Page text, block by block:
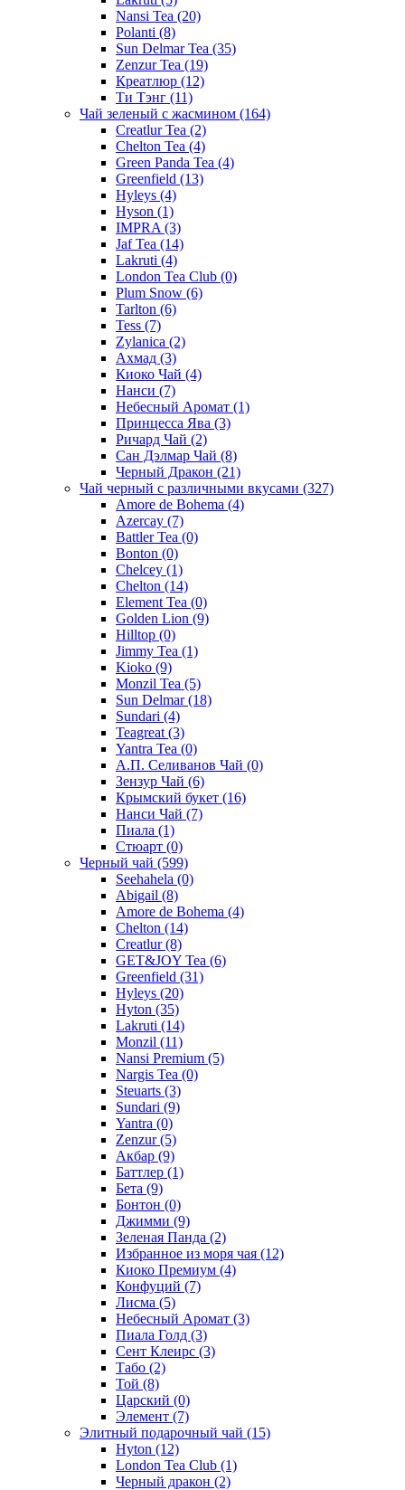
Nansi Tea (20)
Polanti (8)
Sun Delmar Tea (35)
Zenzur Tea (19)
Креатлюр (12)
Ти Тэнг (11)
Чай зеленый с жасмином (164)
Creatlur Tea (2)
Chelton Tea (4)
Green Panda Tea (4)
Greenfield (13)
Hyleys (4)
Hyson (1)
IMPRA (3)
Jaf Tea (14)
Lakruti (4)
London Tea Club (0)
Plum Snow (6)
Tarlton (6)
Tess (7)
Zylanica (2)
Ахмад (3)
Киоко Чай (4)
Нанси (7)
Небесный Аромат (1)
Принцесса Ява (3)
Ричард Чай (2)
Сан Дэлмар Чай (8)
Черный Дракон (21)
Чай черный с различными вкусами (327)
Amore de Bohema (4)
Azercay (7)
Battler Tea (0)
Bonton (0)
Chelcey (1)
Chelton (14)
Element Tea (0)
Golden Lion (9)
Hilltop (0)
Jimmy Tea (1)
Kioko (9)
Monzil Tea (5)
Sun Delmar(18)
Sundari (4)
Teagreat (3)
Yantra Tea (0)
А.П. Селиванов Чай (0)
Зензур Чай (6)
Крымский букет (16)
Нанси Чай (7)
Пиала (1)
Стюарт (0)
Черный чай (599)
Seehahela (0)
Abigail (8)
Amore de Bohema (4)
Chelton (14)
Creatlur(8)
GET&JOY Tea (6)
Greenfield (31)
Hyleys (20)
Hyton (35)
Lakruti (14)
Monzil (11)
Nansi Premium (5)
Nargis Tea (0)
Steuarts (3)
Sundari (9)
Yantra (0)
Zenzur(5)
Акбар (9)
Баттлер (1)
Бета (9)
Бонтон (0)
Джимми (9)
Зеленая Панда (2)
Избранное из моря чая (12)
Киоко Премиум (4)
Конфуций (7)
Лисма (5)
Небесный Аромат (3)
Пиала Голд (3)
Сент Клеирс (3)
Табо (2)
Той (8)
Царский (0)
Элемент (7)
Элитный подарочный чай (15)
Hyton (12)
London Tea Club (1)
Черный дракон (2)